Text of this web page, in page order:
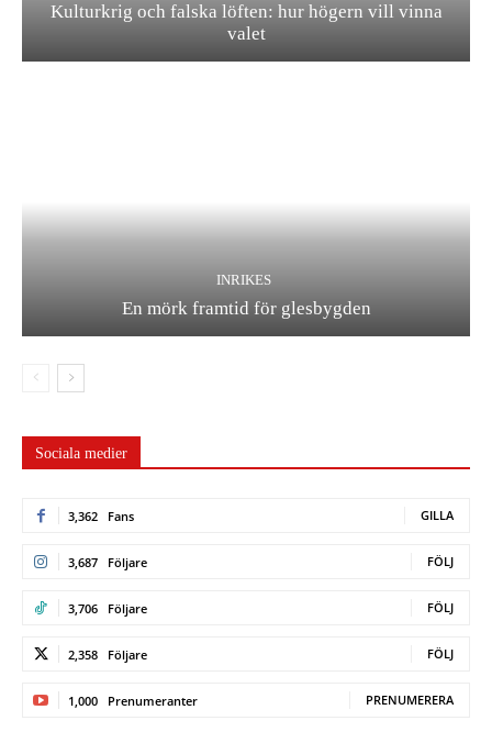
Kulturkrig och falska löften: hur högern vill vinna
valet
INRIKES
En mörk framtid för glesbygden
Sociala medier
3,362 Fans GILLA
3,687 Följare FÖLJ
3,706 Följare FÖLJ
2,358 Följare FÖLJ
1,000 Prenumeranter PRENUMERERA